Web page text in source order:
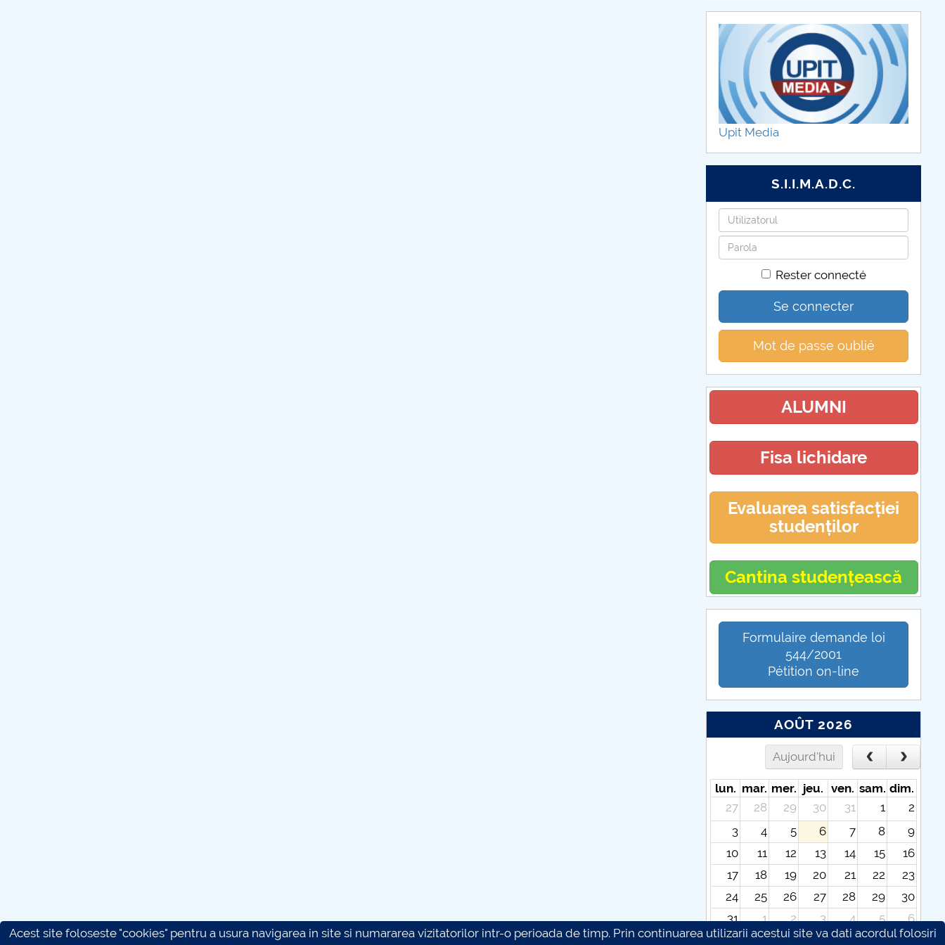
Upit Media
S.I.I.M.A.D.C.
Identifiant
Mot
de
Rester connecté
Se connecter
Mot de passe oublié
ALUMNI
Fisa lichidare
Evaluarea satisfacției
studenților
Cantina studențească
Formulaire demande loi
544/2001
Pétition on-line
AOÛT 2026
Aujourd'hui
lun. mar. mer. jeu. ven. sam. dim.
27
28 29 30 31 1
2
3
4 5 6 7 8
9
10
11 12 13 14 15
16
17
18 19 20 21 22
23
24
25 26 27 28 29
30
31
1 2 3 4 5
6
Acest site foloseste "cookies" pentru a usura navigarea in site si numararea vizitatorilor intr-o perioada de timp. Prin continuarea utilizarii acestui site va dati acordul folosiri